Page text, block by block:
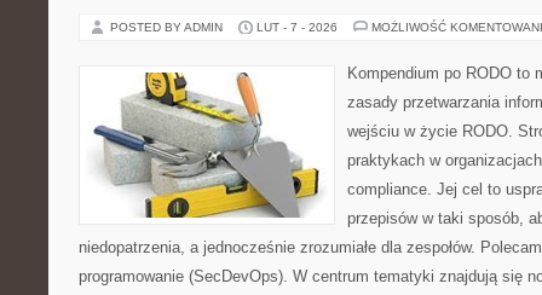
POSTED BY ADMIN LUT - 7 - 2026 MOŻLIWOŚĆ
Kompendium po RODO to
zasady przetwarzania
wejściu w życie RODO.
praktykach w
compliance. Jej cel to
przepisów w taki sposób,
niedopatrzenia, a jednocześnie zrozumiałe dla zespołów.
programowanie (SecDevOps). W centrum tematyki znajdują się